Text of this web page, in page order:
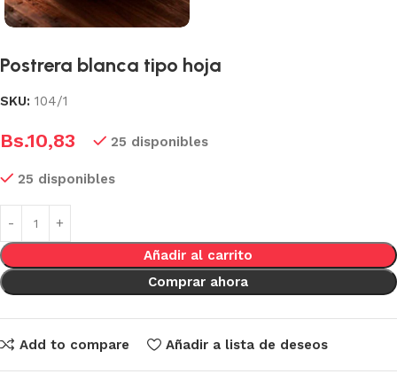
Postrera blanca tipo hoja
SKU: 104/1
Bs.10,83 25 disponibles
25 disponibles
Añadir al carrito
Comprar ahora
Add to compare Añadir a lista de deseos